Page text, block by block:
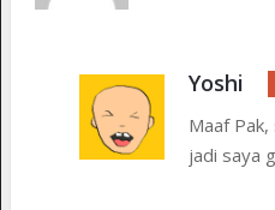
Yoshi
Maaf
jadi saya